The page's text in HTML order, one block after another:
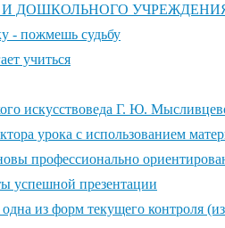
И ДОШКОЛЬНОГО
- пожмешь судьбу
учиться
искусствоведа Г. Ю.
урока с использованием
профессионально
успешной презентации
из форм текущего контроля